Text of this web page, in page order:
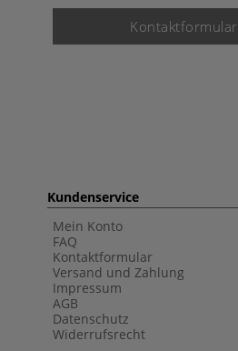
Kontaktformular
Kundenservice
Mein Konto
FAQ
Kontaktformular
Versand und Zahlung
Impressum
AGB
Datenschutz
Widerrufsrecht